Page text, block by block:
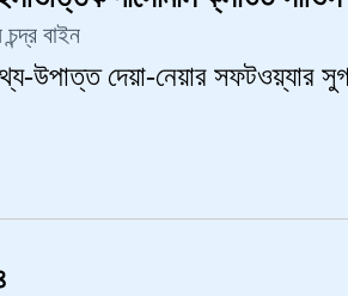
বাইন
উপাত্ত দেয়া-নেয়ার সফটওয়্যার